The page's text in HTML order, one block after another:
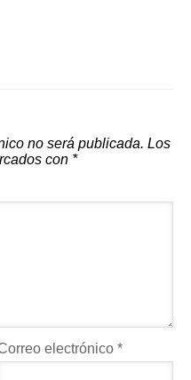
no será publicada. Los
con *
electrónico*